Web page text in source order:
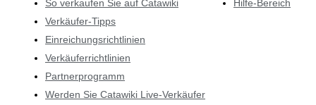
So verkaufen Sie auf Catawiki
Verkäufer-Tipps
Einreichungsrichtlinien
Verkäuferrichtlinien
Partnerprogramm
Werden Sie Catawiki Live-Verkäufer
Hilfe-Bereich